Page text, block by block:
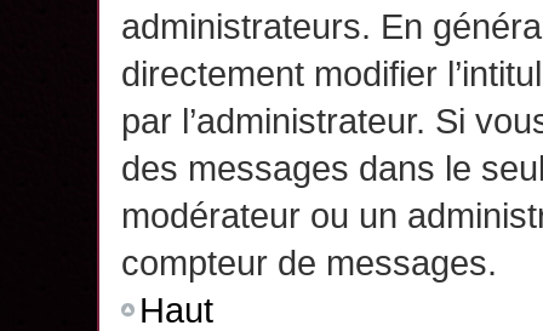
administrateurs. En
directement modifier
par l’administrateur. Si
des messages dans le
modérateur ou un
compteur de messages.
Haut